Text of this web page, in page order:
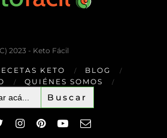
2023 - Keto Fácil
KETO
BLOG
QUIÉNES SOMOS